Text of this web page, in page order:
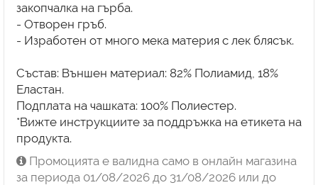
закопчалка на гърба.
- Отворен гръб.
- Изработен от много мека материя с лек блясък.
Състав: Външен материал: 82% Полиамид, 18%
Еластан.
Подплата на чашката: 100% Полиестер.
*Вижте инструкциите за поддръжка на етикета на
продукта.
Промоцията е валидна само в онлайн магазина
за периода 01/08/2026 до 31/08/2026 или до